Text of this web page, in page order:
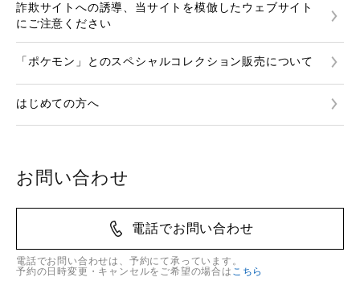
詐欺サイトへの誘導、当サイトを模倣したウェブサイト
にご注意ください
「ポケモン」とのスペシャルコレクション販売について
はじめての方へ
お問い合わせ
電話でお問い合わせ
電話でお問い合わせは、予約にて承っています。
予約の日時変更・キャンセルをご希望の場合は こちら